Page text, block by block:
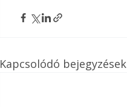
Kapcsolódó bejegyzések